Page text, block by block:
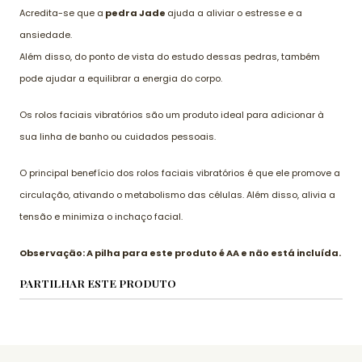
Acredita-se que a pedra Jade ajuda a aliviar o estresse e a
ansiedade.
Além disso, do ponto de vista do estudo dessas pedras, também
pode ajudar a equilibrar a energia do corpo.
Os rolos faciais vibratórios são um produto ideal para adicionar à
sua linha de banho ou cuidados pessoais.
O principal benefício dos rolos faciais vibratórios é que ele promove a
circulação, ativando o metabolismo das células. Além disso, alivia a
tensão e minimiza o inchaço facial.
Observação: A pilha para este produto é AA e não está incluída.
PARTILHAR ESTE PRODUTO